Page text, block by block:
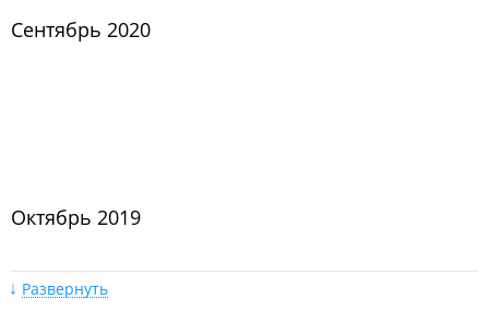
Сентябрь 2020
Октябрь 2019
Развернуть